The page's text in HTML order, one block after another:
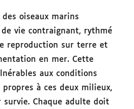
oiseaux marins
vie contraignant, rythmé
reproduction sur terre et
en mer. Cette
aux conditions
à ces deux milieux,
Chaque adulte doit